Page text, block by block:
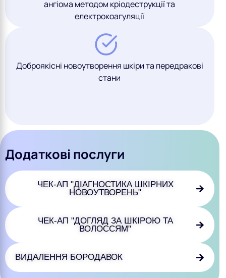
ангіома методом кріодеструкції та
електрокоагуляції
Доброякісні новоутворення шкіри та передракові
стани
Додаткові послуги
ЧЕК-АП "ДІАГНОСТИКА ШКІРНИХ
НОВОУТВОРЕНЬ"
ЧЕК-АП "ДОГЛЯД ЗА ШКІРОЮ ТА
ВОЛОССЯМ"
ВИДАЛЕННЯ БОРОДАВОК